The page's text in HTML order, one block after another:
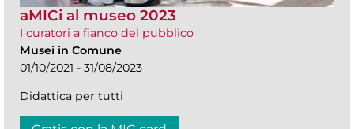
aMICi al museo 2023
I curatori a fianco del pubblico
Musei in Comune
01/10/2021 - 31/08/2023
Didattica per tutti